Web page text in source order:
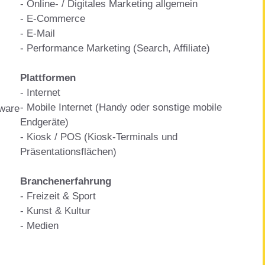
- Online- / Digitales Marketing allgemein
- E-Commerce
- E-Mail
- Performance Marketing (Search, Affiliate)
Plattformen
- Internet
- Mobile Internet (Handy oder sonstige mobile
Endgeräte)
- Kiosk / POS (Kiosk-Terminals und
Präsentationsflächen)
Branchenerfahrung
- Freizeit & Sport
- Kunst & Kultur
- Medien